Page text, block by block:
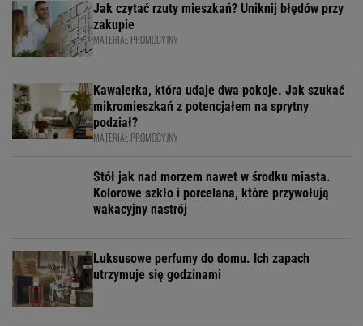
Jak czytać rzuty mieszkań? Uniknij błędów przy
zakupie
MATERIAŁ PROMOCYJNY
Kawalerka, która udaje dwa pokoje. Jak szukać
mikromieszkań z potencjałem na sprytny
podział?
MATERIAŁ PROMOCYJNY
Stół jak nad morzem nawet w środku miasta.
Kolorowe szkło i porcelana, które przywołują
wakacyjny nastrój
Luksusowe perfumy do domu. Ich zapach
utrzymuje się godzinami